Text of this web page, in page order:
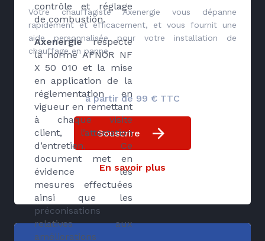
contrôle et réglage
de combustion.
Axenergierespecte
la norme AFNOR NF
X 50 010 et la mise
en application de la
réglementation en
vigueur en remettant
à chaque visite
client, l’attestation
d’entretien. Ce
document met en
évidence les
mesures effectuées
ainsi que les
préconisations
relatives aux
améliorations
Votre chauffagiste Axenergie vous dépanne
rapidement et efficacement, et vous fournit une
aide personnalisée pour votre installation de
chauffage en panne.
à partir de 99 € TTC
Souscrire
En savoir plus